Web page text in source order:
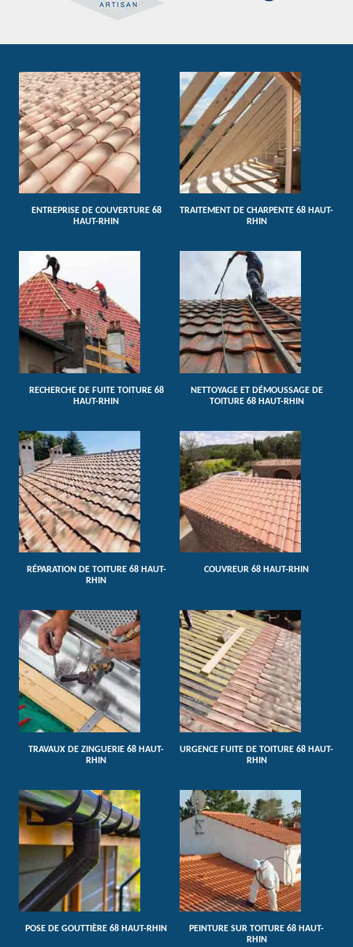
ENTREPRISE DE COUVERTURE 68
HAUT-RHIN
TRAITEMENT DE CHARPENTE 68 HAUT-
RHIN
RECHERCHE DE FUITE TOITURE 68
HAUT-RHIN
NETTOYAGE ET DÉMOUSSAGE DE
TOITURE 68 HAUT-RHIN
RÉPARATION DE TOITURE 68 HAUT-
RHIN
COUVREUR 68 HAUT-RHIN
TRAVAUX DE ZINGUERIE 68 HAUT-
RHIN
URGENCE FUITE DE TOITURE 68 HAUT-
RHIN
POSE DE GOUTTIÈRE 68 HAUT-RHIN
PEINTURE SUR TOITURE 68 HAUT-
RHIN